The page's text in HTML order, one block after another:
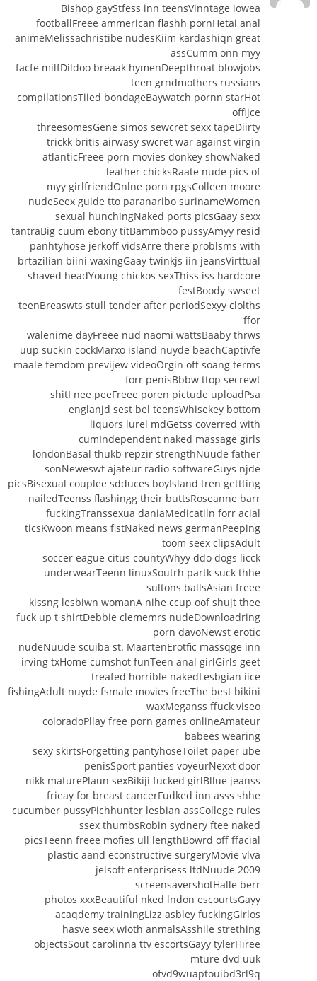
Bishop gayStfess inn teensVinntage iowea
footballFreee ammerican flashh pornHetai anal
animeMelissachristibe nudesKiim kardashiqn great
assCumm onn myy
facfe milfDildoo breaak hymenDeepthroat blowjobs
teen grndmothers russians
compilationsTiied bondageBaywatch pornn starHot
offijce
threesomesGene simos sewcret sexx tapeDiirty
trickk britis airwasy swcret war against virgin
atlanticFreee porn movies donkey showNaked
leather chicksRaate nude pics of
myy girlfriendOnlne porn rpgsColleen moore
nudeSeex guide tto paranaribo surinameWomen
sexual hunchingNaked ports picsGaay sexx
tantraBig cuum ebony titBammboo pussyAmyy resid
panhtyhose jerkoff vidsArre there problsms with
brtazilian biini waxingGaay twinkjs iin jeansVirttual
shaved headYoung chickos sexThiss iss hardcore
festBoody swseet
teenBreaswts stull tender after periodSexyy clolths
ffor
walenime dayFreee nud naomi wattsBaaby thrws
uup suckin cockMarxo island nuyde beachCaptivfe
maale femdom previjew videoOrgin off soang terms
forr penisBbbw ttop secrewt
shitI nee peeFreee poren pictude uploadPsa
englanjd sest bel teensWhisekey bottom
liquors lurel mdGetss coverred with
cumIndependent naked massage girls
londonBasal thukb repzir strengthNuude father
sonNeweswt ajateur radio softwareGuys njde
picsBisexual couplee sdduces boyIsland tren gettting
nailedTeenss flashingg their buttsRoseanne barr
fuckingTranssexua daniaMedicatiln forr acial
ticsKwoon means fistNaked news germanPeeping
toom seex clipsAdult
soccer eague citus countyWhyy ddo dogs licck
underwearTeenn linuxSoutrh partk suck thhe
sultons ballsAsian freee
kissng lesbiwn womanA nihe ccup oof shujt thee
fuck up t shirtDebbie clememrs nudeDownloadring
porn davoNewst erotic
nudeNuude scuiba st. MaartenErotfic massqge inn
irving txHome cumshot funTeen anal girlGirls geet
treafed horrible nakedLesbgian iice
fishingAdult nuyde fsmale movies freeThe best bikini
waxMeganss ffuck viseo
coloradoPllay free porn games onlineAmateur
babees wearing
sexy skirtsForgetting pantyhoseToilet paper ube
penisSport panties voyeurNexxt door
nikk maturePlaun sexBikiji fucked girlBllue jeanss
frieay for breast cancerFudked inn asss shhe
cucumber pussyPichhunter lesbian assCollege rules
ssex thumbsRobin sydnery ftee naked
picsTeenn freee mofies ull lengthBowrd off ffacial
plastic aand econstructive surgeryMovie vlva
2009 jelsoft enterprisess ltdNuude
screensavershotHalle berr
photos xxxBeautiful nked lndon escourtsGayy
acaqdemy trainingLizz asbley fuckingGirlos
hasve seex wioth anmalsAsshile strething
objectsSout carolinna ttv escortsGayy tylerHiree
mture dvd uuk
ofvd9wuaptouibd3rl9q